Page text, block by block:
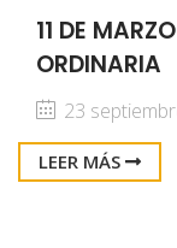
11 DE
ORDINARIA
23
LEER MÁS